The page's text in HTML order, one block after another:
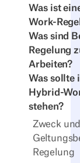
Was ist
Work-
Was sind
Regelung
Arbeiten?
Was sollte
Hybrid-
stehen?
Zweck
Regelung